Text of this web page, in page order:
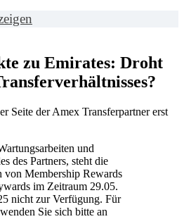
zu Emirates: Droht
Seite der Amex Transferpartner erst
und
des Partners, steht die
von Membership Rewards
im Zeitraum 29.05.
nicht zur Verfügung. Für
Sie sich bitte an